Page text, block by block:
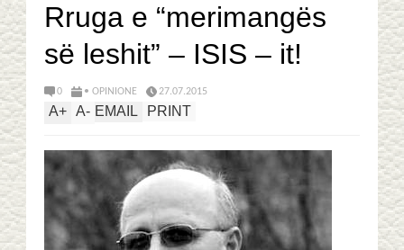
Rruga e “merimangës
së leshit” – ISIS – it!
0 • OPINIONE 27.07.2015
A+ A- EMAIL PRINT